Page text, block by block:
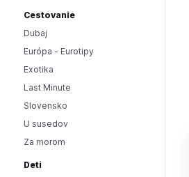
Cestovanie
Dubaj
Európa - Eurotipy
Exotika
Last Minute
Slovensko
U susedov
Za morom
Deti